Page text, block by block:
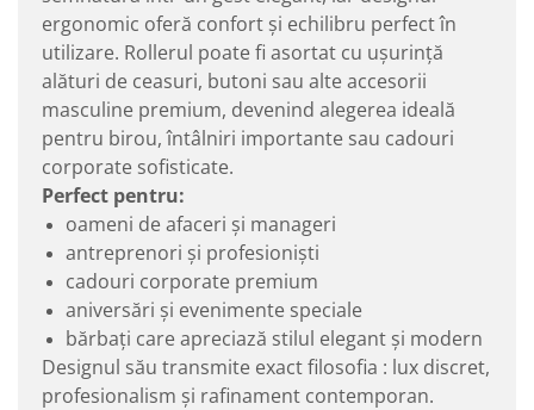
ergonomic oferă confort și echilibru perfect în
utilizare. Rollerul poate fi asortat cu ușurință
alături de ceasuri, butoni sau alte accesorii
masculine premium, devenind alegerea ideală
pentru birou, întâlniri importante sau cadouri
corporate sofisticate.
Perfect pentru:
oameni de afaceri și manageri
antreprenori și profesioniști
cadouri corporate premium
aniversări și evenimente speciale
bărbați care apreciază stilul elegant și modern
Designul său transmite exact filosofia : lux discret,
profesionalism și rafinament contemporan.